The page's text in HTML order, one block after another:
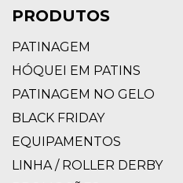
PRODUTOS
PATINAGEM
HÓQUEI EM PATINS
PATINAGEM NO GELO
BLACK FRIDAY
EQUIPAMENTOS
LINHA / ROLLER DERBY